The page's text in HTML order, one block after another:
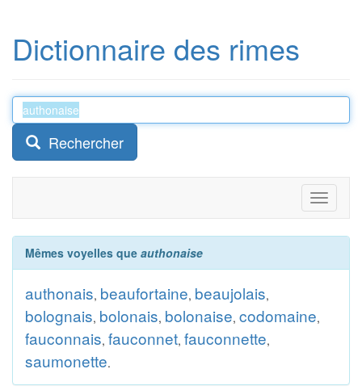
Dictionnaire des rimes
Rechercher
Toggle
Mêmes voyelles que authonaise
authonais, beaufortaine, beaujolais,
bolognais, bolonais, bolonaise, codomaine,
fauconnais, fauconnet, fauconnette,
saumonette.